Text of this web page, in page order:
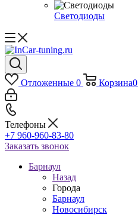
Светодиоды
Отложенные 0 Корзина0
Телефоны
+7 960-960-83-80
Заказать звонок
Барнаул
Назад
Города
Барнаул
Новосибирск